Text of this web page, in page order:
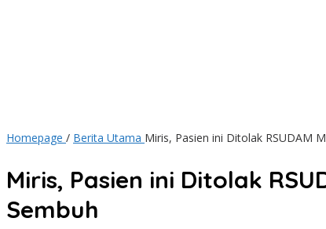
Homepage / Berita Utama Miris, Pasien ini Ditolak RSUDAM
Miris, Pasien ini Ditolak
Sembuh